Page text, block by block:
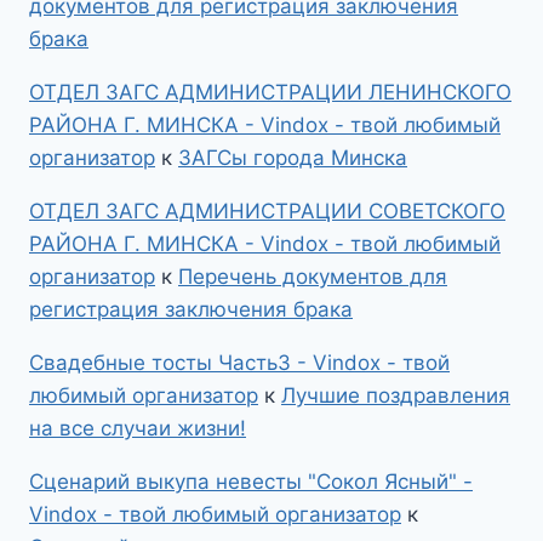
документов для регистрация заключения
брака
ОТДЕЛ ЗАГС АДМИНИСТРАЦИИ ЛЕНИНСКОГО
РАЙОНА Г. МИНСКА - Vindox - твой любимый
организатор к ЗАГСы города Минска
ОТДЕЛ ЗАГС АДМИНИСТРАЦИИ СОВЕТСКОГО
РАЙОНА Г. МИНСКА - Vindox - твой любимый
организатор к Перечень документов для
регистрация заключения брака
Свадебные тосты Часть3 - Vindox - твой
любимый организатор к Лучшие поздравления
на все случаи жизни!
Сценарий выкупа невесты "Сокол Ясный" -
Vindox - твой любимый организатор к